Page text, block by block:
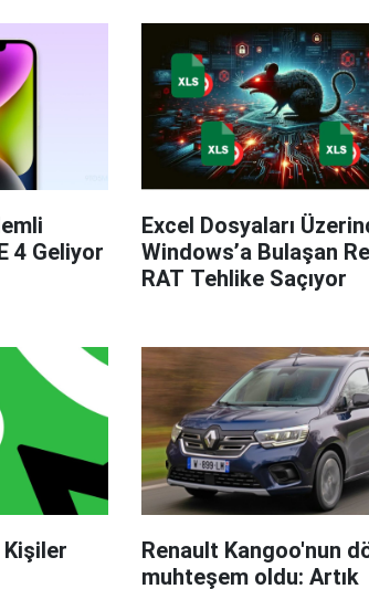
4 Geliyor
Excel Dosyaları
Windows’a Bulaşan
RAT Tehlike Saçıyor
Renault Kangoo'nun
muhteşem oldu: Artık